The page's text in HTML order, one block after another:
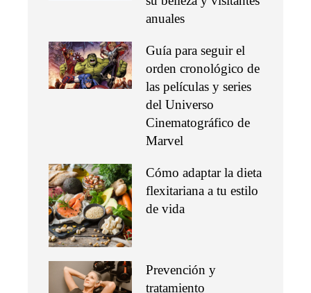
anuales
Guía para seguir el
orden cronológico de
las películas y series
del Universo
Cinematográfico de
Marvel
Cómo adaptar la dieta
flexitariana a tu estilo
de vida
Prevención y
tratamiento